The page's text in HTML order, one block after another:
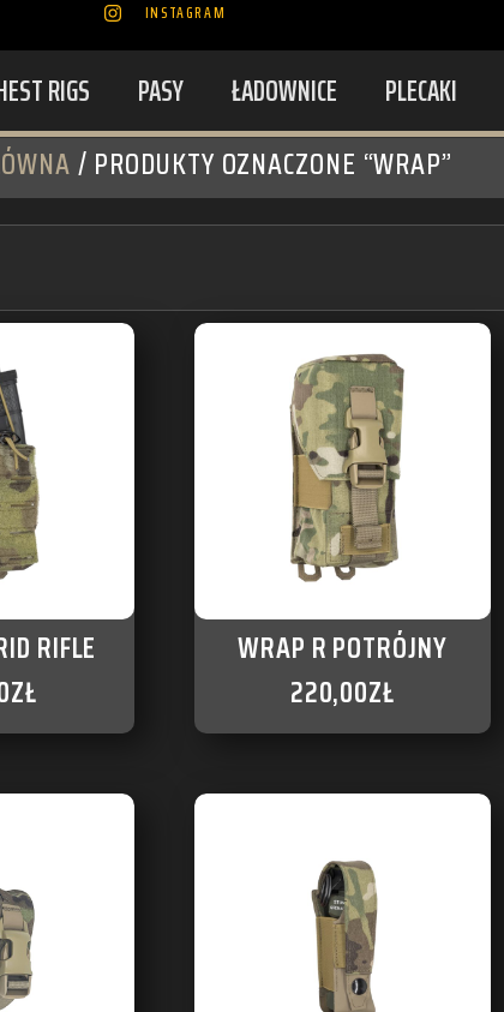
INSTAGRAM
RIGS PASY ŁADOWNICE PLECAKI
/ PRODUKTY OZNACZONE “WRAP”
RIFLE
ZŁ
WRAP R POTRÓJNY
220,00ZŁ